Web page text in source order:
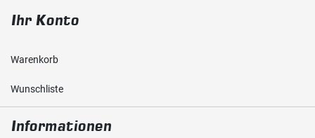
Ihr Konto
Warenkorb
Wunschliste
Informationen